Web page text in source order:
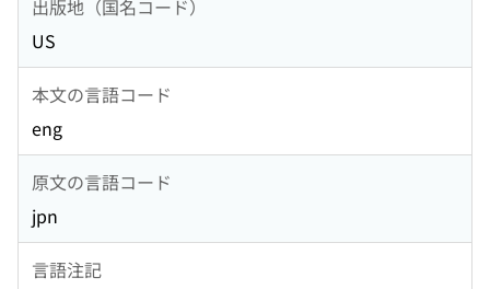
出版地（国名コード）
US
本文の言語コード
eng
原文の言語コード
jpn
言語注記